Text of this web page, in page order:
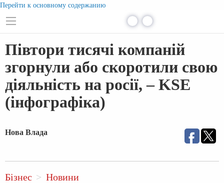
Перейти к основному содержанию
Півтори тисячі компаній
згорнули або скоротили свою
діяльність на росії, – KSE
(інфографіка)
Нова Влада
Бізнес Новини